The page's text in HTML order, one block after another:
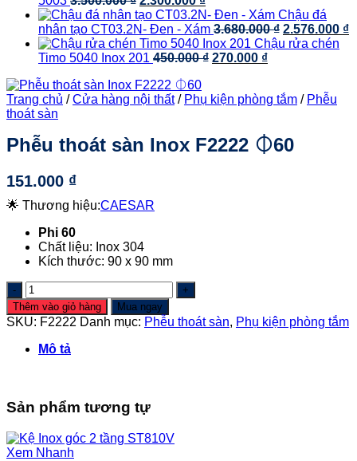
3.100.000 ₫
đến
5.200.000 ₫
gốc
là:
3.500.000 ₫.
hiện
tại
là:
2.300.000 ₫.
Chậu đá
nhân tạo CT03.2N- Đen - Xám 3.680.000₫ Giá
gốc
2.576.000 ₫
Chậu rửa chén
Timo 5040 Inox 201 450.000₫ Giá
450.000 ₫.
270.000 ₫Giá
là:
Trang chủ / Cửa hàng nội thất / Phụ kiện phòng tắm / Phễu
thoát sàn
Phễu thoát sàn Inox F2222 ⏀60
151.000 ₫
🌟 Thương hiệu:CAESAR
Phi 60
Chất liệu: Inox 304
Kích thước: 90 x 90 mm
Phễu
thoát
sàn
Inox
F2222
⏀60
Thêm vào giỏ hàng Mua ngay
SKU: F2222 Danh mục: Phễu thoát sàn, Phụ kiện phòng tắm
Mô tả
Sản phẩm tương tự
Xem Nhanh